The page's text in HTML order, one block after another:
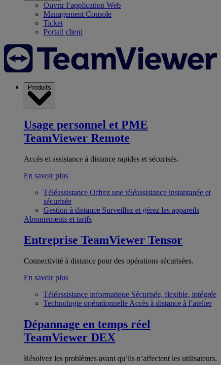
Ouvrir l’application Web
Management Console
Ticket
Portail client
Produits
Usage personnel et PME
TeamViewer Remote
Accès et assistance à distance rapides et sécurisés.
En savoir plus
Téléassistance Offrez une téléassistance instantanée et
sécurisée
Gestion à distance Surveillez et gérez les appareils
Abonnements et tarifs
Entreprise TeamViewer Tensor
Connectivité à distance pour des opérations sécurisées.
En savoir plus
Téléassistance informatique Sécurisée, flexible, intégrée
Technologie opérationnelle Accès à distance à l’atelier
Dépannage en temps réel
TeamViewer DEX
Résolvez les problèmes avant qu’ils n’affectent les utilisateurs.